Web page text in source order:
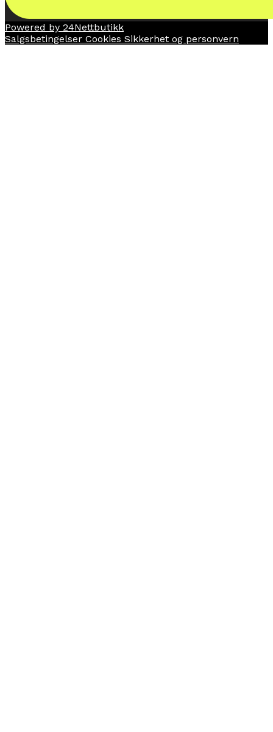
Powered by 24Nettbutikk
Salgsbetingelser Cookies Sikkerhet og personvern